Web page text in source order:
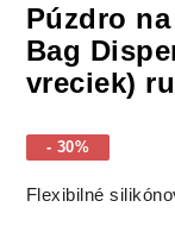
Púzdro
Bag
vreciek)
- 30%
Flexibilné